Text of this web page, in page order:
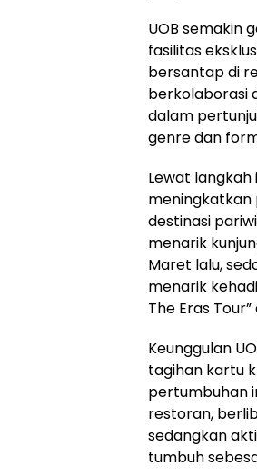
UOB semakin
fasilitas
bersantap di
berkolaborasi
dalam
genre dan
Lewat langkah
meningkatkan
destinasi
menarik
Maret lalu,
menarik
The Eras
Keunggulan
tagihan kartu
pertumbuhan
restoran,
sedangkan
tumbuh